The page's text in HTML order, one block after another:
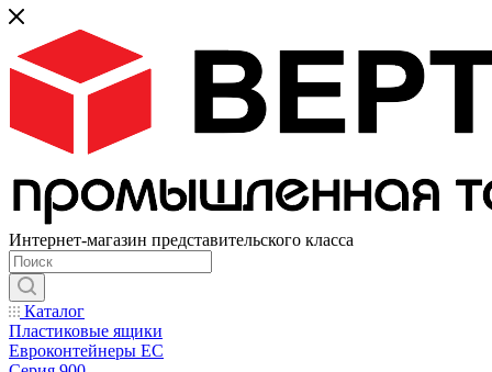
Интернет-магазин представительского класса
Каталог
Пластиковые ящики
Евроконтейнеры ЕС